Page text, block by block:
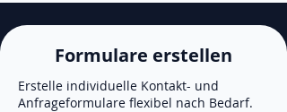
Formulare erstellen
Erstelle individuelle Kontakt- und
Anfrageformulare flexibel nach Bedarf.